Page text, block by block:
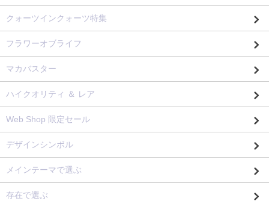
クォーツインクォーツ特集
フラワーオブライフ
マカバスター
ハイクオリティ ＆ レア
Web Shop 限定セール
デザインシンボル
メインテーマで選ぶ
存在で選ぶ